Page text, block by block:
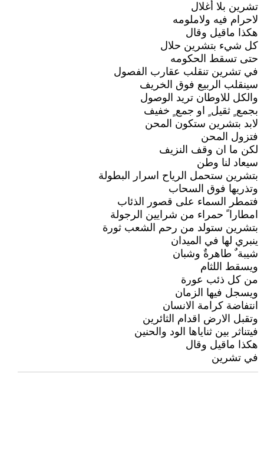
تشرين بلا أغلال
لاحرام فيه ولاملومه
هكذا ماقيل وقال
كل شيء بتشرين حلال
حتى تسقط الحكومه
في تشرين تنقلب عقارب الفصول
سينقلب الربيع فوق الخريف
والكل للاوطان تريد الوصول
بجمع ٍ ثقيل ٍ او جمع ٍ خفيف
لابد بتشرين ستكون المحن
فتزول المحن
لكن ما ان وقف النزيف
سيعاد لنا وطن
بتشرين ستحمل الرياح اسرار البطولة
وتذريها فوق السحاب
فتمطر السماء على قصور الذئاب
امطارا ً حمراء من شرايين الرجولة
بتشرين ستولد من رحم الشعب ثورة
ينبري لها في الميدان
شيبة ٌ طاهرةٌ وشبان
ويسقط اللثام
من كل ذئب عورة
ويسجل فيها الزمان
انتفاضة كرامة الانسان
وتقبل الارض اقدام الثائرين
فيتناثر بين ثناياها الود والحنين
هكذا ماقيل وقال
في تشرين